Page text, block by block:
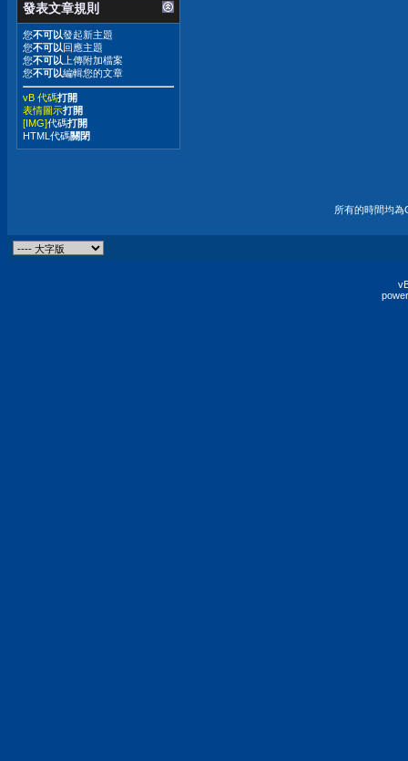
發表文章規則
您不可以發起新主題
您不可以回應主題
您不可以上傳附加檔案
您不可以編輯您的文章
vB 代碼打開
表情圖示打開
[IMG]代碼打開
HTML代碼關閉
所有的時間均為